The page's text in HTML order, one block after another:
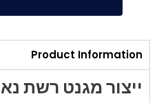
Product Information
ייצור מגנט רשת